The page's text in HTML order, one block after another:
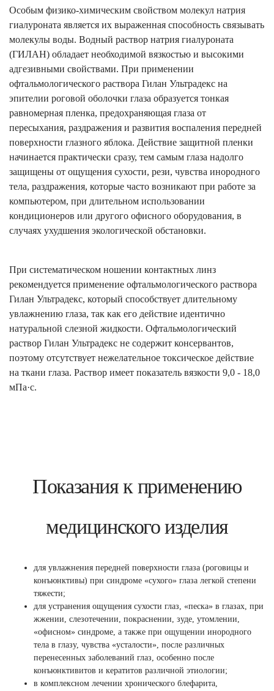
Особым физико-химическим свойством молекул натрия
гиалуроната является их выраженная способность связывать
молекулы воды. Водный раствор натрия гиалуроната
(ГИЛАН) обладает необходимой вязкостью и высокими
адгезивными свойствами. При применении
офтальмологического раствора Гилан Ультрадекс на
эпителии роговой оболочки глаза образуется тонкая
равномерная пленка, предохраняющая глаза от
пересыхания, раздражения и развития воспаления передней
поверхности глазного яблока. Действие защитной пленки
начинается практически сразу, тем самым глаза надолго
защищены от ощущения сухости, рези, чувства инородного
тела, раздражения, которые часто возникают при работе за
компьютером, при длительном использовании
кондиционеров или другого офисного оборудования, в
случаях ухудшения экологической обстановки.
При систематическом ношении контактных линз
рекомендуется применение офтальмологического раствора
Гилан Ультрадекс, который способствует длительному
увлажнению глаза, так как его действие идентично
натуральной слезной жидкости. Офтальмологический
раствор Гилан Ультрадекс не содержит консервантов,
поэтому отсутствует нежелательное токсическое действие
на ткани глаза. Раствор имеет показатель вязкости 9,0 - 18,0
мПа·с.
Показания к применению
медицинского изделия
для увлажнения передней поверхности глаза (роговицы и
конъюнктивы) при синдроме «сухого» глаза легкой степени
тяжести;
для устранения ощущения сухости глаз, «песка» в глазах, при
жжении, слезотечении, покраснении, зуде, утомлении,
«офисном» синдроме, а также при ощущении инородного
тела в глазу, чувства «усталости», после различных
перенесенных заболеваний глаз, особенно после
конъюнктивитов и кератитов различной этиологии;
в комплексном лечении хронического блефарита,